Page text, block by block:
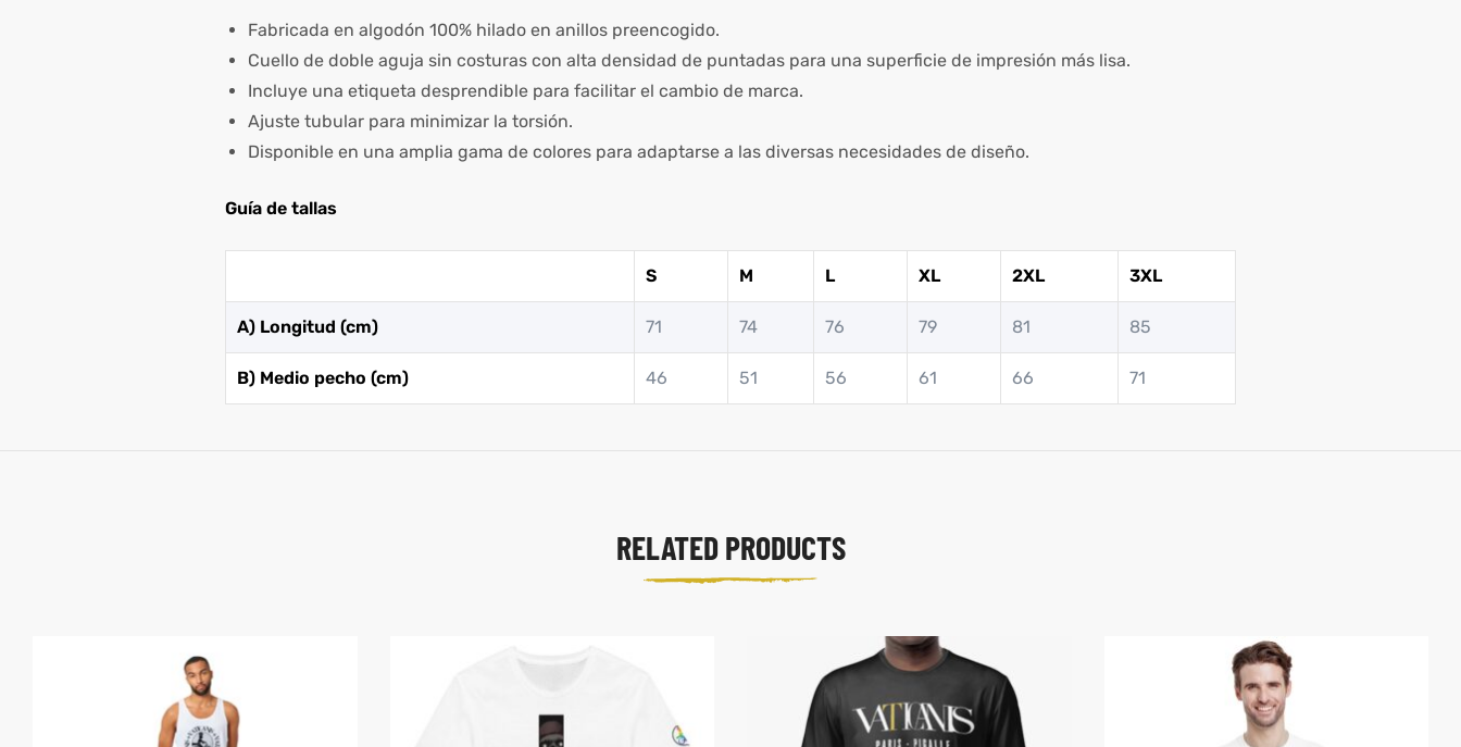
Fabricada en algodón 100% hilado en anillos preencogido.
Cuello de doble aguja sin costuras con alta densidad de puntadas para una superficie de impresión más lisa.
Incluye una etiqueta desprendible para facilitar el cambio de marca.
Ajuste tubular para minimizar la torsión.
Disponible en una amplia gama de colores para adaptarse a las diversas necesidades de diseño.
Guía de tallas
S M L XL 2XL 3XL
A) Longitud (cm) 71 74 76 79 81 85
B) Medio pecho (cm) 46 51 56 61 66 71
RELATED PRODUCTS